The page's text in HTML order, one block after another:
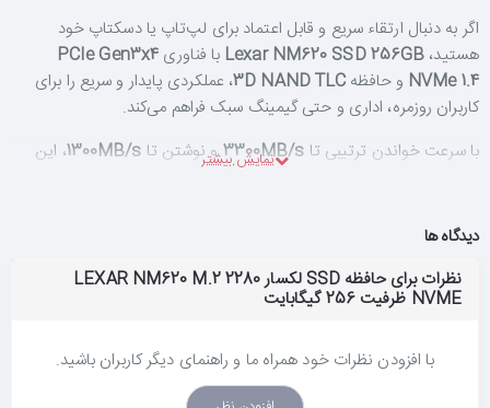
اگر به دنبال ارتقاء سریع و قابل اعتماد برای لپ‌تاپ یا دسکتاپ خود
هستید، Lexar NM620 SSD 256GB با فناوری PCIe Gen3x4
NVMe 1.4 و حافظه 3D NAND TLC، عملکردی پایدار و سریع را برای
کاربران روزمره، اداری و حتی گیمینگ سبک فراهم می‌کند.
با سرعت خواندن ترتیبی تا 3300MB/sو نوشتن تا 1300MB/s، این
ممکن می‌سازد و با فناوری
Lexar NM620
با گارانتی ۵ ساله، مقاومت در برابر شوک و لرزش، و
لپ‌تاپ‌های حرفه‌ای است.
دیدگاه ها
نظرات برای حافظه SSD لکسار LEXAR NM620 M.2 2280
NVME ظرفیت 256 گیگابایت
با افزودن نظرات خود همراه ما و راهنمای دیگر کاربران باشید.